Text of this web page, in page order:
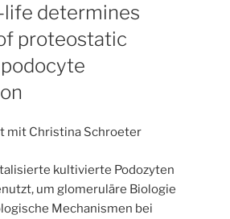
determines
proteostatic
mit Christina Schroeter
kultivierte Podozyten
um glomeruläre Biologie
Mechanismen bei